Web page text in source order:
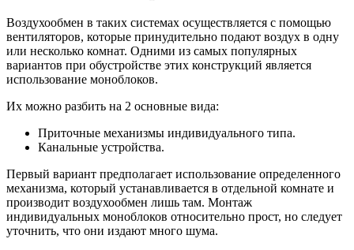
Воздухообмен в таких системах осуществляется с помощью
вентиляторов, которые принудительно подают воздух в одну
или несколько комнат. Одними из самых популярных
вариантов при обустройстве этих конструкций является
использование моноблоков.
Их можно разбить на 2 основные вида:
Приточные механизмы индивидуального типа.
Канальные устройства.
Первый вариант предполагает использование определенного
механизма, который устанавливается в отдельной комнате и
производит воздухообмен лишь там. Монтаж
индивидуальных моноблоков относительно прост, но следует
уточнить, что они издают много шума.